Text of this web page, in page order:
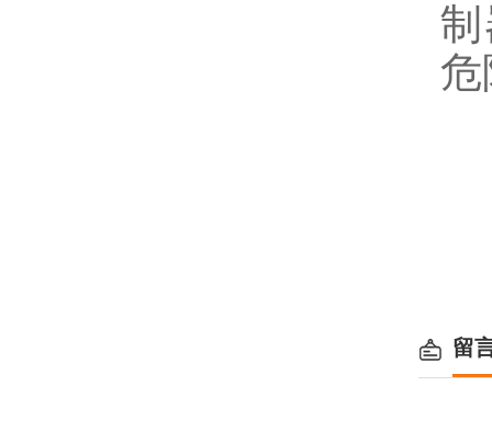
危
留